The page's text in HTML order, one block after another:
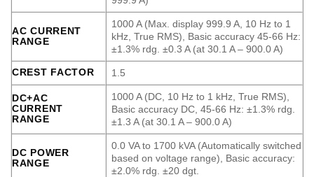
AC CURRENT
RANGE
1000 A (Max. display 999.9 A, 10 Hz to 1
kHz, True RMS), Basic accuracy 45-66 Hz:
±1.3% rdg. ±0.3 A (at 30.1 A – 900.0 A)
CREST FACTOR 1.5
DC+AC
CURRENT
RANGE
1000 A (DC, 10 Hz to 1 kHz, True RMS),
Basic accuracy DC, 45-66 Hz: ±1.3% rdg.
±1.3 A (at 30.1 A – 900.0 A)
DC POWER
RANGE
0.0 VA to 1700 kVA (Automatically switched
based on voltage range), Basic accuracy:
±2.0% rdg. ±20 dgt.